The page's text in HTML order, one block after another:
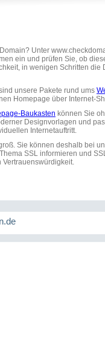
Unter
ein und prüfen Sie, ob
in wenigen Schritten
unsere Pakete rund ums
Homepage über Internet-
Baukasten können Sie
Designvorlagen und
Internetauftritt.
Sie können deshalb bei
SSL informieren und